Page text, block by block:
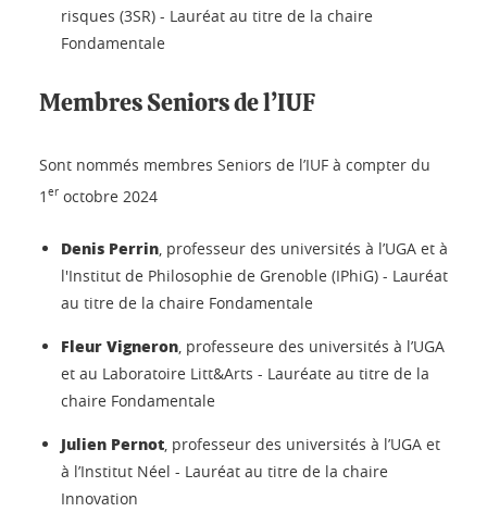
risques (3SR) - Lauréat au titre de la chaire
Fondamentale
Membres Seniors de l’IUF
Sont nommés membres Seniors de l’IUF à compter du
1 er octobre 2024
Denis Perrin, professeur des universités à l’UGA et à
l'Institut de Philosophie de Grenoble (IPhiG) - Lauréat
au titre de la chaire Fondamentale
Fleur Vigneron, professeure des universités à l’UGA
et au Laboratoire Litt&Arts - Lauréate au titre de la
chaire Fondamentale
Julien Pernot, professeur des universités à l’UGA et
à l’Institut Néel - Lauréat au titre de la chaire
Innovation